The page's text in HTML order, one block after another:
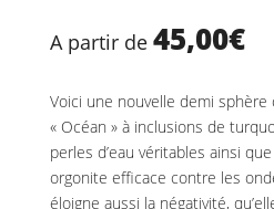
A partir de 45,00€
Voici une nouvelle demi
« Océan » à inclusions de
perles d’eau véritables ainsi
orgonite efficace contre les
éloigne aussi la négativité,